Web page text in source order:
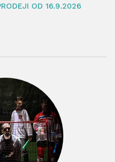
OD 16.9.2026